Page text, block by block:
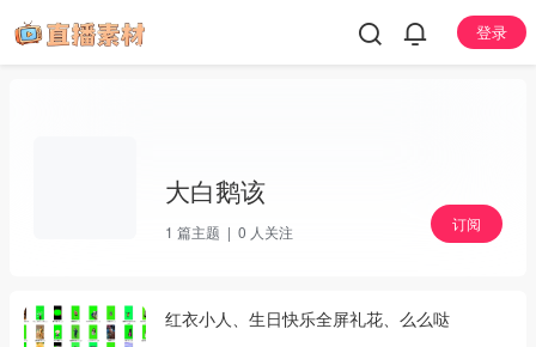
登录
大白鹅该
1 篇主题 | 0 人关注 订阅
红衣小人、生日快乐全屏礼花、么么哒